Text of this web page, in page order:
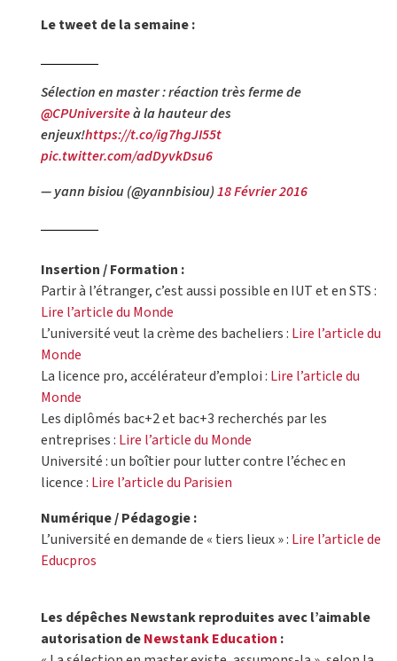
Le tweet de la semaine :
Sélection en master : réaction très ferme de
@CPUniversiteà la hauteur des
enjeux!https://t.co/ig7hgJI55t
pic.twitter.com/adDyvkDsu6
— yann bisiou (@yannbisiou)18 Février 2016
Insertion / Formation :
Partir à l’étranger, c’est aussi possible en IUT et en STS :
Lire l’article du Monde
L’université veut la crème des bacheliers : Lire l’article du
Monde
La licence pro, accélérateur d’emploi : Lire l’article du
Monde
Les diplômés bac+2 et bac+3 recherchés par les
entreprises : Lire l’article du Monde
Université : un boîtier pour lutter contre l’échec en
licence : Lire l’article du Parisien
Numérique / Pédagogie :
L’université en demande de « tiers lieux » : Lire l’article de
Educpros
Les dépêches Newstank reproduites avec l’aimable
autorisation deNewstank Education :